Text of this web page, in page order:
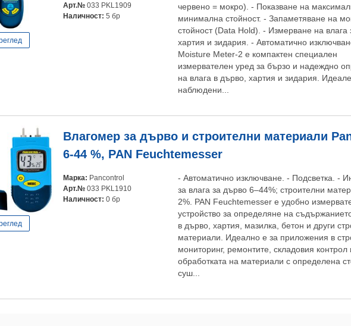
Арт.№ 033 PKL1909
Наличност: 5 бр
червено = мокро). - Показване на
минимална стойност. - Запаметяване на
стойност (Data Hold). - Измерване на влага
хартия и зидария. - Автоматично
Moisture Meter-2 е компактен специален
измервателен уред за бързо и надеждно
на влага в дърво, хартия и зидария.
наблюдени...
Влагомер за дърво и строителни материали
6-44 %, PAN Feuchtemesser
Марка: Pancontrol
Арт.№ 033 PKL1910
Наличност: 0 бр
- Автоматично изключване. - Подсветка. -
за влага за дърво 6–44%; строителни
2%. PAN Feuchtemesser е удобно
устройство за определяне на
в дърво, хартия, мазилка, бетон и други
материали. Идеално е за приложения в
мониторинг, ремонтите, складовия контрол
обработката на материали с определена
суш...